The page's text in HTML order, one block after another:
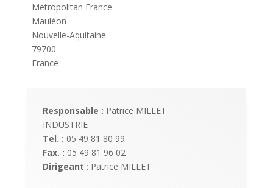
Metropolitan France
Mauléon
Nouvelle-Aquitaine
79700
France
Responsable : Patrice MILLET
INDUSTRIE
Tel. : 05 49 81 80 99
Fax. : 05 49 81 96 02
Dirigeant : Patrice MILLET